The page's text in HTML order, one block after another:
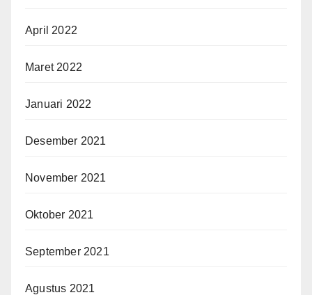
April 2022
Maret 2022
Januari 2022
Desember 2021
November 2021
Oktober 2021
September 2021
Agustus 2021